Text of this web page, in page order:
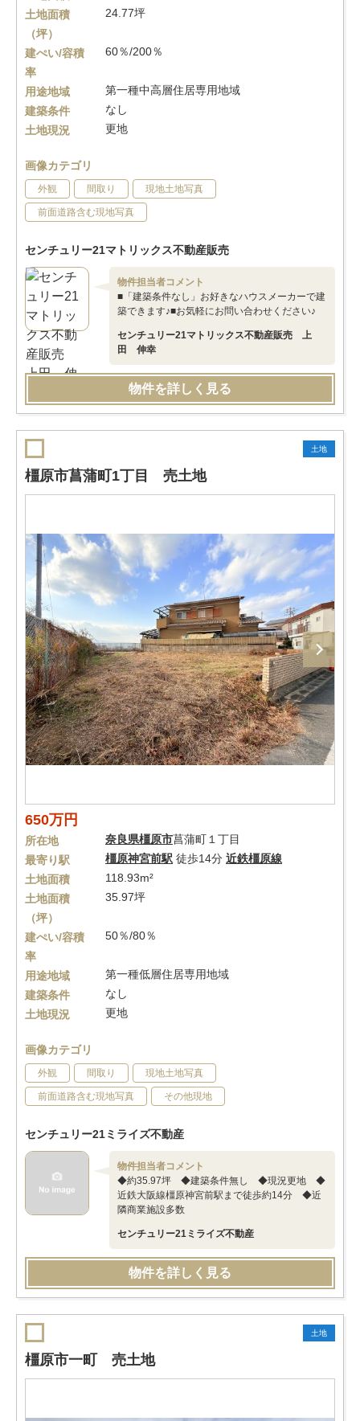
土地面積
（坪）
24.77坪
建ぺい/容積
率
60％/200％
用途地域
第一種中高層住居専用地域
建築条件
なし
土地現況
更地
画像カテゴリ
外観 間取り 現地土地写真
前面道路含む現地写真
センチュリー21マトリックス不動産販売
物件担当者コメント
■「建築条件なし」お好きなハウスメーカーで建
築できます♪■お気軽にお問い合わせください♪
センチュリー21マトリックス不動産販売 上
田 伸幸
物件を詳しく見る
土地
橿原市菖蒲町1丁目 売土地
650万円
所在地 奈良県橿原市菖蒲町１丁目
最寄り駅
橿原神宮前駅 徒歩14分 近鉄橿原線
土地面積
118.93m²
土地面積
（坪）
35.97坪
建ぺい/容積
率
50％/80％
用途地域
第一種低層住居専用地域
建築条件
なし
土地現況
更地
画像カテゴリ
外観 間取り 現地土地写真
前面道路含む現地写真 その他現地
センチュリー21ミライズ不動産
物件担当者コメント
◆約35.97坪 ◆建築条件無し ◆現況更地 ◆
近鉄大阪線橿原神宮前駅まで徒歩約14分 ◆近
隣商業施設多数
センチュリー21ミライズ不動産
物件を詳しく見る
土地
橿原市一町 売土地